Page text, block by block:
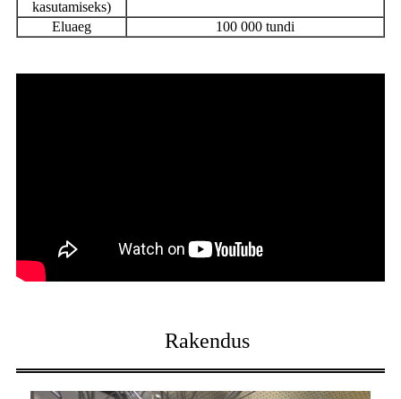
kasutamiseks)
Eluaeg 100 000 tundi
Rakendus